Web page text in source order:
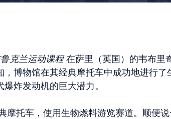
克兰运动课程在萨里（英国）的韦布里
博物馆在其经典摩托车中成功地进行了
炸发动机的巨大潜力。
摩托车，使用生物燃料游览赛道。顺便